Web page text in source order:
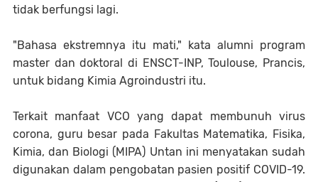
tidak berfungsi lagi.
"Bahasa ekstremnya itu mati," kata alumni program
master dan doktoral di ENSCT-INP, Toulouse, Prancis,
untuk bidang Kimia Agroindustri itu.
Terkait manfaat VCO yang dapat membunuh virus
corona, guru besar pada Fakultas Matematika, Fisika,
Kimia, dan Biologi (MIPA) Untan ini menyatakan sudah
digunakan dalam pengobatan pasien positif COVID-19.